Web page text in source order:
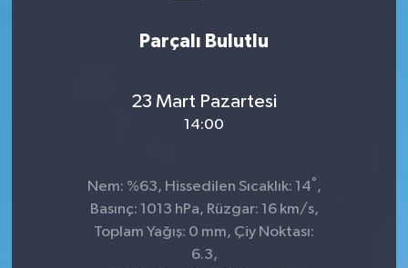
Parçalı Bulutlu
23 Mart Pazartesi
14:00
Nem: %63, Hissedilen Sıcaklık: 14° ,
Basınç: 1013 hPa, Rüzgar: 16 km/s,
Toplam Yağış: 0 mm, Çiy Noktası:
6.3,